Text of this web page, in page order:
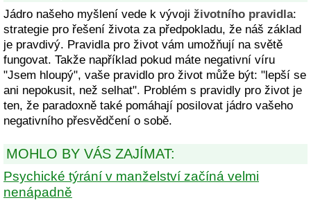
Jádro našeho myšlení vede k vývoji životního pravidla:
strategie pro řešení života za předpokladu, že náš základ
je pravdivý. Pravidla pro život vám umožňují na světě
fungovat. Takže například pokud máte negativní víru
"Jsem hloupý", vaše pravidlo pro život může být: "lepší se
ani nepokusit, než selhat". Problém s pravidly pro život je
ten, že paradoxně také pomáhají posilovat jádro vašeho
negativního přesvědčení o sobě.
MOHLO BY VÁS ZAJÍMAT:
Psychické týrání v manželství začíná velmi
nenápadně